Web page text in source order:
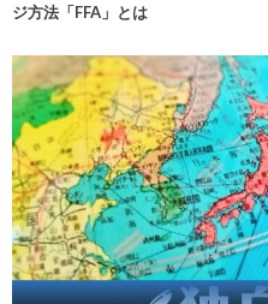
ジ方法「FFA」とは